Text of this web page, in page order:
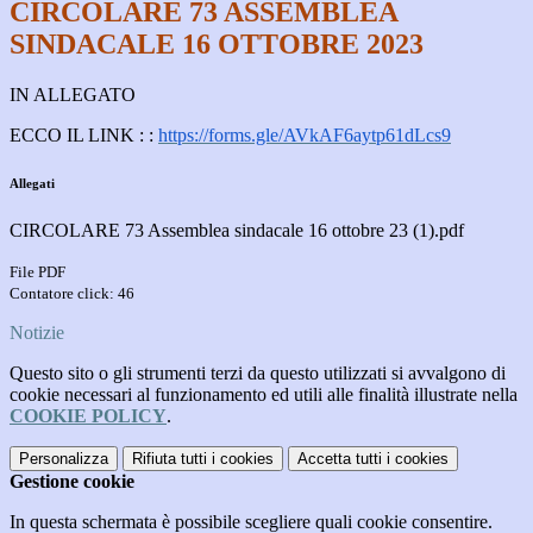
CIRCOLARE 73 ASSEMBLEA
SINDACALE 16 OTTOBRE 2023
IN ALLEGATO
ECCO IL LINK : : https://forms.gle/AVkAF6aytp61dLcs9
Allegati
CIRCOLARE 73 Assemblea sindacale 16 ottobre 23 (1).pdf
File PDF
Contatore click: 46
Notizie
Questo sito o gli strumenti terzi da questo utilizzati si avvalgono di
cookie necessari al funzionamento ed utili alle finalità illustrate nella
COOKIE POLICY.
Personalizza Rifiuta tutti i cookies Accetta tutti i cookies
Gestione cookie
In questa schermata è possibile scegliere quali cookie consentire.